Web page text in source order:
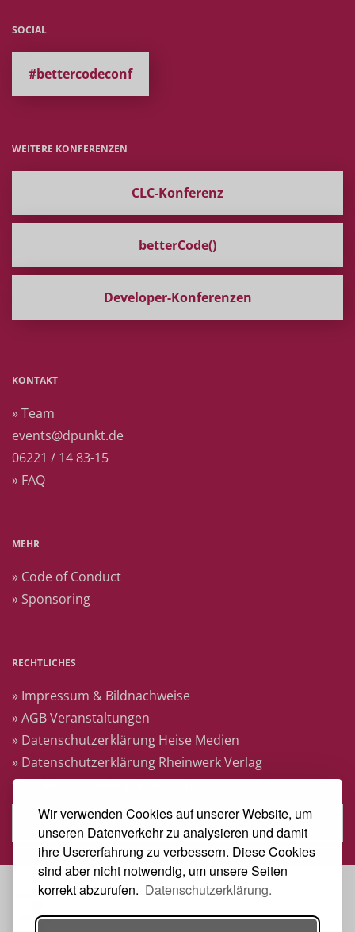
Wir verwenden Cookies auf unserer Website, um
unseren Datenverkehr zu analysieren und damit
ihre Usererfahrung zu verbessern. Diese Cookies
sind aber nicht notwendig, um unsere Seiten
korrekt abzurufen. Datenschutzerklärung.
SOCIAL
#bettercodeconf
WEITERE KONFERENZEN
CLC-Konferenz
betterCode()
Developer-Konferenzen
KONTAKT
» Team
events@dpunkt.de
06221 / 14 83-15
» FAQ
MEHR
» Code of Conduct
» Sponsoring
RECHTLICHES
» Impressum & Bildnachweise
» AGB Veranstaltungen
» Datenschutzerklärung Heise Medien
» Datenschutzerklärung Rheinwerk Verlag
» Cookie-Einstellungen ändern
» Vertrag widerrufen
KOOPERATIONSPARTNER: